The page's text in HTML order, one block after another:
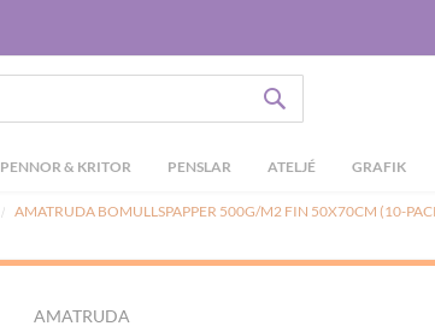
PENNOR & KRITOR PENSLAR ATELJÉ GRAFIK
AMATRUDA BOMULLSPAPPER 500G/M2 FIN 50X70CM (10-
AMATRUDA